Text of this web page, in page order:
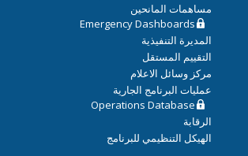
مساهمات المانحين
Emergency Dashboards
المديرة التنفيذية
التقييم المستقل
مركز وسائل الاعلام
عمليات البرنامج الجارية
Operations Database
الرقابة
الهيكل التنظيمي للبرنامج